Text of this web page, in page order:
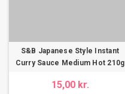
S&B Japanese Style Instant
Curry Sauce Medium Hot 210g
15,00 kr.